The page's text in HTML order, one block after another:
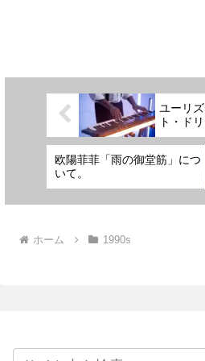
ユーリ
ト・ド
欧陽菲菲「雨の御堂筋」につ
いて。
ホーム 1990s